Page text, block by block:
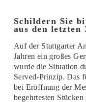
Schildern Sie
aus den letzten
Auf der Stuttgarter
Jahren ein großes
wurde die Situation
Served-Prinzip. Das
bei Eröffnung der
begehrtesten